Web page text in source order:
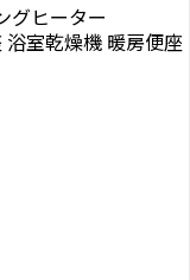
グヒーター
浴室乾燥機 暖房便座